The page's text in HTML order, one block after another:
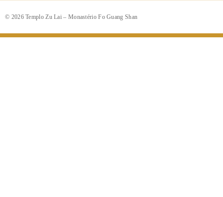
© 2026 Templo Zu Lai – Monastério Fo Guang Shan